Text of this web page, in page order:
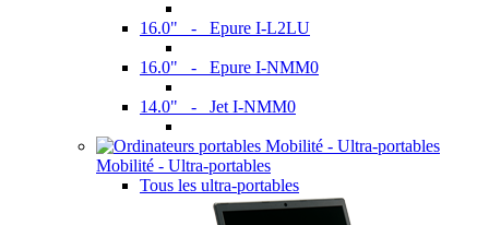
16.0" - Epure I-L2LU
16.0" - Epure I-NMM0
14.0" - Jet I-NMM0
Mobilité - Ultra-portables
Tous les ultra-portables